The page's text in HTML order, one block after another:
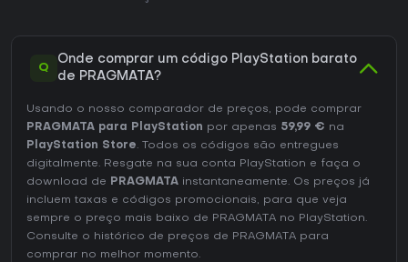
Q
Onde comprar um código PlayStation barato
de PRAGMATA?
Usando o nosso comparador de preços, pode comprar
PRAGMATA para PlayStation por apenas 59,99 € na
PlayStation Store. Todos os códigos são entregues
digitalmente. Resgate na sua conta PlayStation e faça o
download de PRAGMATA instantaneamente. Os preços já
incluem taxas e códigos promocionais, para que veja
sempre o preço mais baixo de PRAGMATA no PlayStation.
Consulte o histórico de preços de PRAGMATA para
comprar no melhor momento.